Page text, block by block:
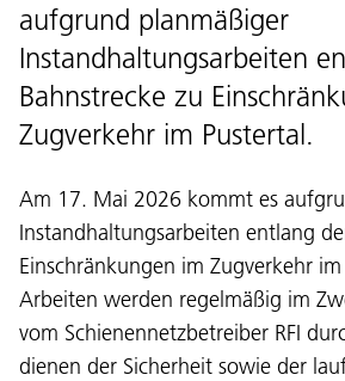
aufgrund planmäßiger
Instandhaltungsarbeiten
Bahnstrecke zu
Zugverkehr im Pustertal.
Am 17. Mai 2026 kommt es
Instandhaltungsarbeiten entlang
Einschränkungen im Zugverkehr
Arbeiten werden regelmäßig im
vom Schienennetzbetreiber RFI
dienen der Sicherheit sowie der